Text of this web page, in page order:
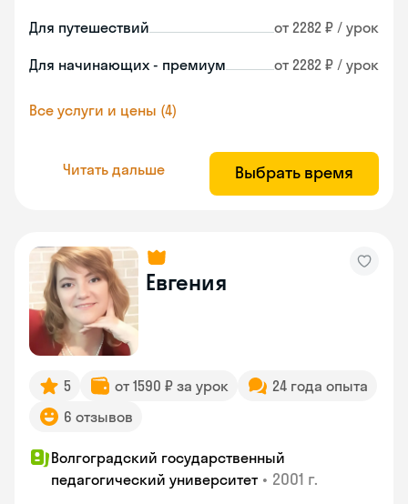
Для путешествий от 2282 ₽ / урок
Для начинающих - премиум от 2282 ₽ / урок
Все услуги и цены (4)
Читать дальше Выбрать время
Евгения
5 от 1590 ₽ за урок
24 года опыта
6 отзывов
Волгоградский государственный
педагогический университет • 2001 г.